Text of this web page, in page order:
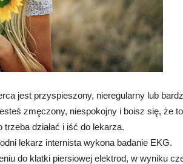
jest przyspieszony, nieregularny lub
zmęczony, niespokojny i boisz się, że to
działać i iść do lekarza.
lekarz internista wykona badanie EKG.
do klatki piersiowej elektrod, w wyniku